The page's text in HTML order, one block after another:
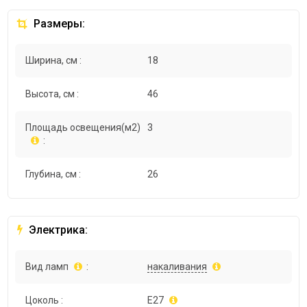
Размеры:
Ширина, см : 18
Высота, см : 46
Площадь освещения(м2)
:
3
Глубина, см : 26
Электрика:
Вид ламп : накаливания
Цоколь : E27